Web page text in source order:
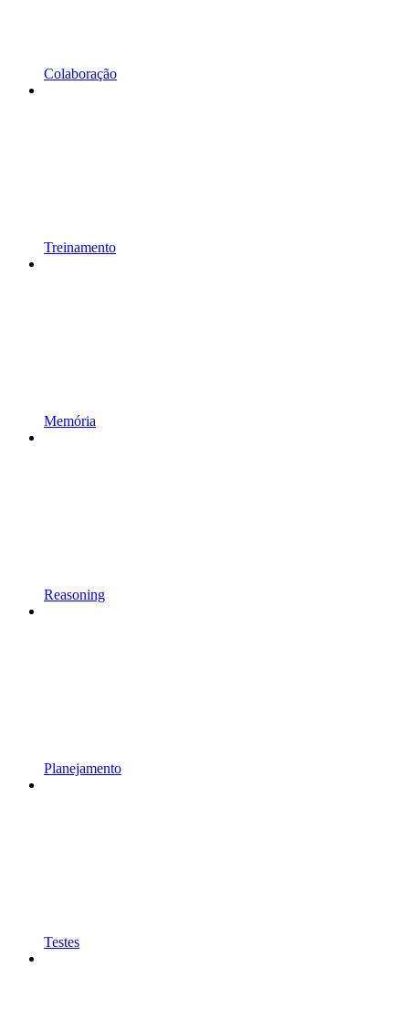
Colaboração
Treinamento
Memória
Reasoning
Planejamento
Testes